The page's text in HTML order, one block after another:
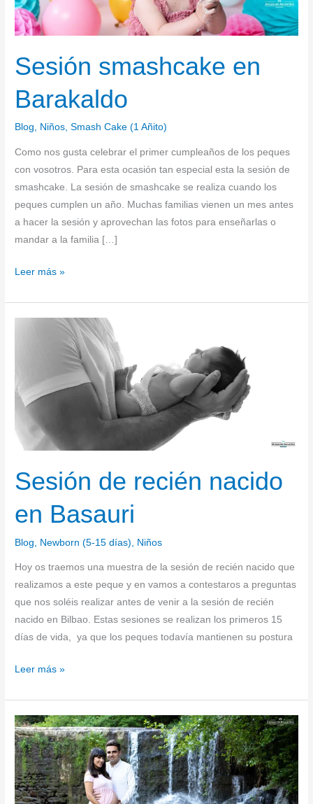
Sesión smashcake en
Barakaldo
Blog, Niños,Smash Cake (1 Añito)
Como nos gusta celebrar el primer cumpleaños de los peques
con vosotros. Para esta ocasión tan especial esta la sesión de
smashcake. La sesión de smashcake se realiza cuando los
peques cumplen un año. Muchas familias vienen un mes antes
a hacer la sesión y aprovechan las fotos para enseñarlas o
mandar a la familia […]
Leer más »
Sesión de recién nacido
en Basauri
Blog Newborn (5-15 días) Niños
Hoy os traemos una muestra de la sesión de recién nacido que
realizamos a este peque y en vamos a contestaros a preguntas
que nos soléis realizar antes de venir a la sesión de recién
nacido en Bilbao. Estas sesiones se realizan los primeros 15
días de vida, ya que los peques todavía mantienen su postura
en
Leer más »
Fotos
embarazo
en
el
Valle